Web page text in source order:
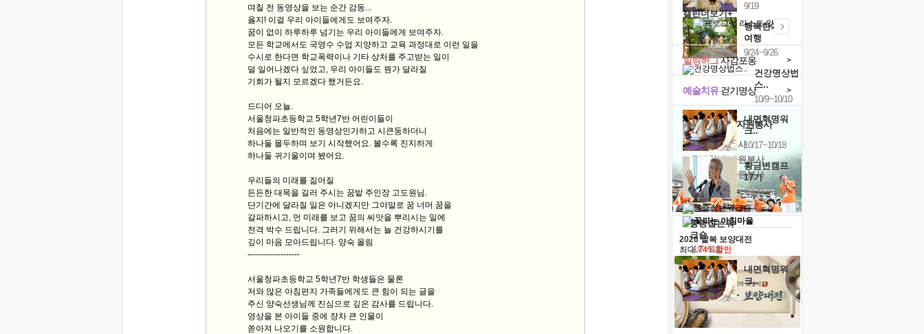
며칠 전 동영상을 보는 순간 감동...
옳지! 이걸 우리 아이들에게도 보여주자.
꿈이 없이 하루하루 넘기는 우리 아이들에게 보여주자.
모든 학교에서도 국영수 수업 지양하고 교육 과정대로 이런 일을
수시로 한다면 학교폭력이나 기타 상처를 주고받는 일이
덜 일어나겠다 싶었고, 우리 아이들도 뭔가 달라질
기회가 될지 모르겠다 했거든요.
드디어 오늘.
서울청파초등학교 5학년7반 어린이들이
처음에는 일반적인 동영상인가하고 시큰둥하더니
하나둘 몰두하며 보기 시작했어요. 볼수록 진지하게
하나둘 귀기울이며 봤어요.
우리들의 미래를 짊어질
든든한 대목을 길러 주시는 꿈밭 주인장 고도원님.
단기간에 달라질 일은 아니겠지만 그야말로 꿈 너머 꿈을
갈파하시고, 먼 미래를 보고 꿈의 씨앗을 뿌리시는 일에
전격 박수 드립니다. 그러기 위해서는 늘 건강하시기를
깊이 마음 모아드립니다. 양숙 올림
-------------------
서울청파초등학교 5학년7반 학생들은 물론
저와 많은 아침편지 가족들에게도 큰 힘이 되는 글을
주신 양숙선생님께 진심으로 깊은 감사를 드립니다.
영상을 본 아이들 중에 장차 큰 인물이
쏟아져 나오기를 소원합니다.
9/19
행복한가족
여행
9/24~9/26
건강명상법
스..
10/9~10/10
내면혁명워
크..
10/17~10/18
황금변캠프
17기
10/30~10/31
통증잡는워
크숍
11/7~11/8
내면혁명워
크..
12/12~12/13
캘린더보기+
예술치유걷기명상 >
힐링허그사감포옹 >
'옹달샘의 꽃'자원봉사
· 청년 자원봉사
· 금빛청년 자원봉사
· 음식연구 자원봉사
2026 말복 보양대전
최대74%할인